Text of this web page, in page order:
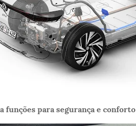
funções para segurança e conforto